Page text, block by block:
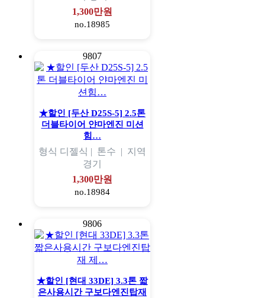
1,300만원
no.18985
9807
★할인 [두산 D25S-5] 2.5톤
더블타이어 얀마엔진 미션
힘…
형식 디젤식 | 톤수 | 지역
경기
1,300만원
no.18984
9806
★할인 [현대 33DE] 3.3톤 짧
은사용시간 구보다엔진탑재